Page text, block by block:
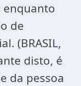
enquanto
de
(BRASIL,
disto, é
da pessoa